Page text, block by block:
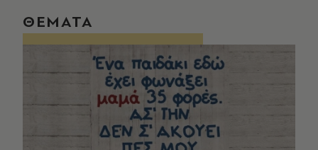
ΘΕΜΑΤΑ